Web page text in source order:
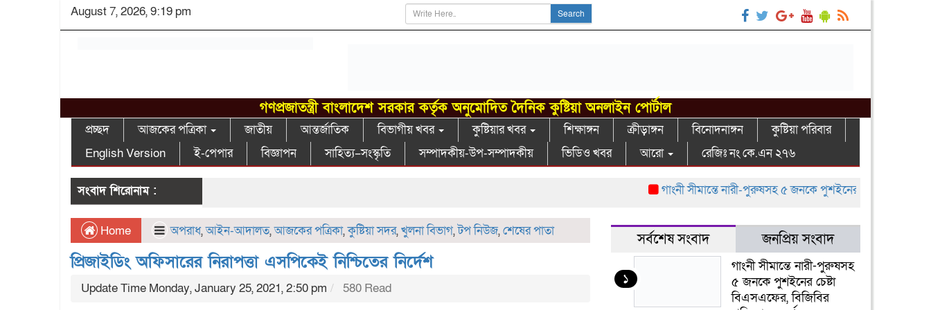
August 7, 2026, 9:19 pm Search
গণপ্রজাতন্ত্রী বাংলাদেশ সরকার কর্তৃক অনুমোদিত দৈনিক কুষ্টিয়া অনলাইন পোর্টাল
প্রচ্ছদ আজকের পত্রিকা জাতীয় আন্তর্জাতিক বিভাগীয় খবর কুষ্টিয়ার খবর শিক্ষাঙ্গন ক্রীড়াঙ্গন বিনোদনাঙ্গন
কুষ্টিয়া পরিবার
English Version
ই-পেপার বিজ্ঞাপন সাহিত্য–সংস্কৃতি সম্পাদকীয়-উপ-সম্পাদকীয় ভিডিও খবর আরো রেজিঃ নং কে.এন ২৭৬
সংবাদ শিরোনাম : গাংনী সীমান্তে নারী-পুরুষসহ ৫ জনকে পুশইনের চেষ্টা বিএসএফের,
Home অপরাধ,আইন-আদালত,আজকের পত্রিকা,কুষ্টিয়া সদর,খুলনা বিভাগ,টপ নিউজ,শেষের পাতা
প্রিজাইডিং অফিসারের নিরাপত্তা এসপিকেই নিশ্চিতের নির্দেশ
Update Time Monday, January 25, 2021, 2:50 pm 580 Read
সর্বশেষ সংবাদ জনপ্রিয় সংবাদ
১
গাংনী সীমান্তে নারী-পুরুষসহ
৫ জনকে পুশইনের চেষ্টা
বিএসএফের, বিজিবির